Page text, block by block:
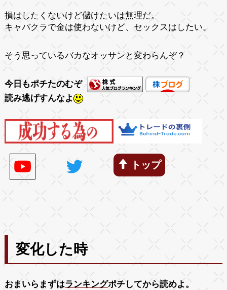
損はしたくないけど儲けたいは無理だ。
キャバクラで金は使わないけど、セックスはしたい。
そう思っているバカなオッサンと変わらんぞ？
今日もポチたのむぞ
読み逃げすんなよ
トップ
変化した時
おまいらまずはランキングポチしてから読めよ。